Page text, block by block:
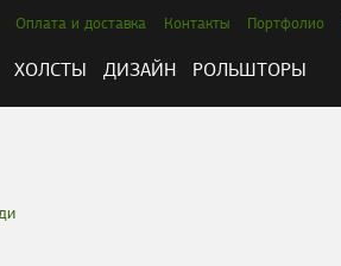
Оплата и доставка Контакты Портфолио
ХОЛСТЫ ДИЗАЙН РОЛЬШТОРЫ